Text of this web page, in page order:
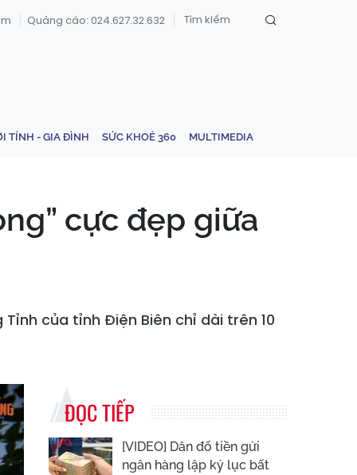
Quảng cáo: 024.627.32.632
TÍNH - GIA ĐÌNH SỨC KHOẺ 360 MULTIMEDIA
cực đẹp giữa
của tỉnh Điện Biên chỉ dài trên 10
ĐỌC TIẾP
[VIDEO] Dân đổ tiền gửi
ngân hàng lập kỷ lục bất